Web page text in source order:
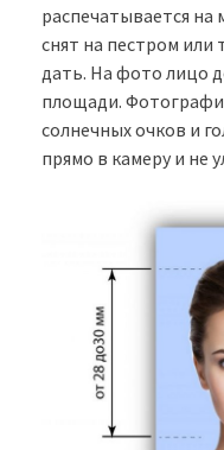
распечатывается на
снят на пестром или
дать. На фото лицо
площади.
солнечных очков и
прямо в камеру и не